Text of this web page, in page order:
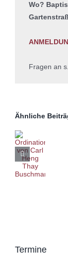
Wo?
Fragen an
Ähnliche
Termine